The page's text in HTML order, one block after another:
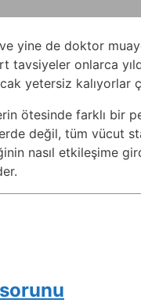
de doktor
onlarca
yetersiz kalıyorlar
ötesinde farklı
değil, tüm vücut
nasıl etkileşime